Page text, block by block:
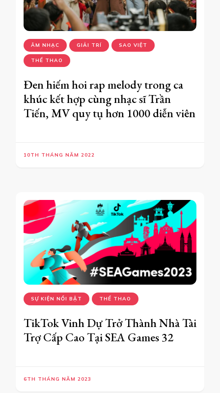
ÂM NHẠC GIẢI TRÍ SAO VIỆT
THỂ THAO
Đen hiếm hoi rap melody trong ca
khúc kết hợp cùng nhạc sĩ Trần
Tiến, MV quy tụ hơn 1000 diễn viên
10TH THÁNG NĂM 2022
SỰ KIỆN NỔI BẬT THỂ THAO
TikTok Vinh Dự Trở Thành Nhà Tài
Trợ Cấp Cao Tại SEA Games 32
6TH THÁNG NĂM 2023